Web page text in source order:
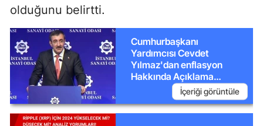
olduğunu belirtti.
Cumhurbaşkanı
Yardımcısı Cevdet
Yılmaz'dan enflasyon
Hakkında Açıklama
İçeriği görüntüle